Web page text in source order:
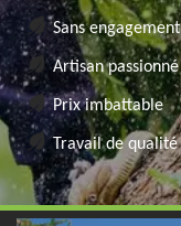
Sans engagement
Artisan passionné
Prix imbattable
Travail de qualité